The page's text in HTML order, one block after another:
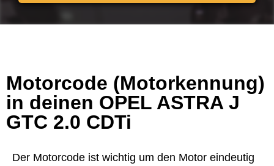
Motorcode (Motorkennung)
in deinen OPEL ASTRA J
GTC 2.0 CDTi
Der Motorcode ist wichtig um den Motor eindeutig